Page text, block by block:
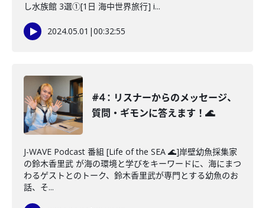
し水族館 3選①[1日 海中世界旅行] i...
2024.05.01 |00:32:55
#4：リスナーからのメッセージ、
質問・ギモンに答えます！🌊
J-WAVE Podcast 番組 [Life of the SEA 🌊]岸壁幼魚採集家
の鈴木香里武 が海の環境と学びをキーワードに、海にまつ
わるゲストとのトーク、鈴木香里武が専門とする幼魚のお
話、そ...